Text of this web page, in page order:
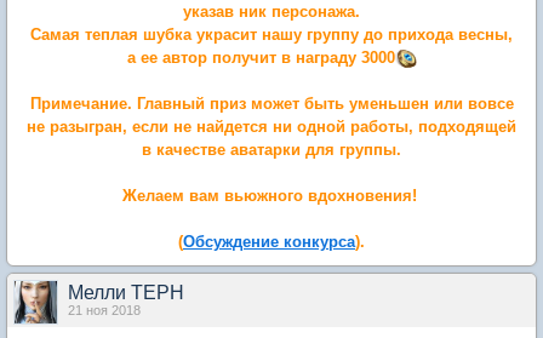
указав ник персонажа.
Самая теплая шубка украсит нашу группу до прихода весны,
а ее автор получит в награду 3000
Примечание. Главный приз может быть уменьшен или вовсе
не разыгран, если не найдется ни одной работы, подходящей
в качестве аватарки для группы.
Желаем вам вьюжного вдохновения!
(Обсуждение конкурса).
Мелли ТЕРН
21 ноя 2018